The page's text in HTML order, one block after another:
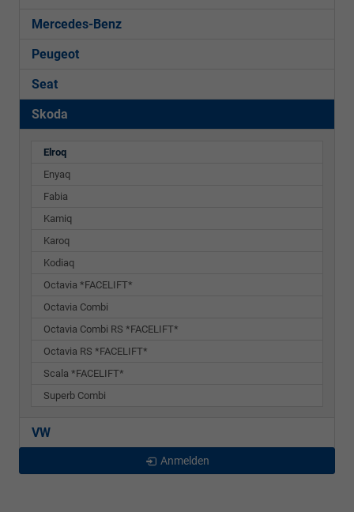
Mercedes-Benz
Peugeot
Seat
Skoda
Elroq
Enyaq
Fabia
Kamiq
Karoq
Kodiaq
Octavia *FACELIFT*
Octavia Combi
Octavia Combi RS *FACELIFT*
Octavia RS *FACELIFT*
Scala *FACELIFT*
Superb Combi
VW
Anmelden